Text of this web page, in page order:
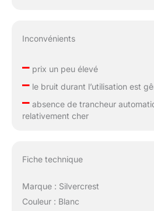
Inconvénients
–prix un peu élevé
–le bruit durant l’utilisation est
–absence de trancheur
relativement cher
Fiche technique
Marque : Silvercrest
Couleur : Blanc